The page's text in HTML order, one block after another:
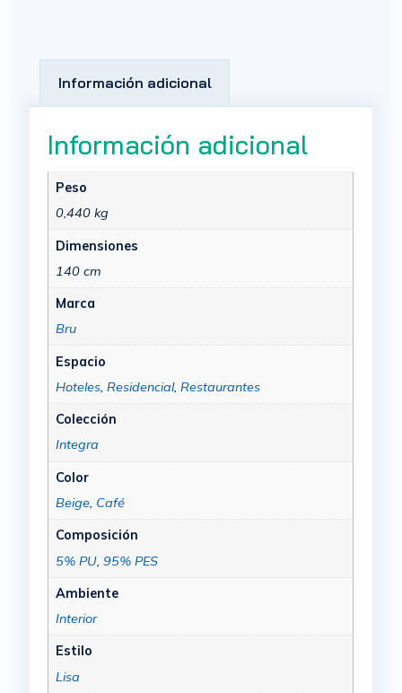
Información adicional
Información adicional
Peso
0,440 kg
Dimensiones
140 cm
Marca
Bru
Espacio
Hoteles, Residencial, Restaurantes
Colección
Integra
Color
Beige, Café
Composición
5% PU, 95% PES
Ambiente
Interior
Estilo
Lisa